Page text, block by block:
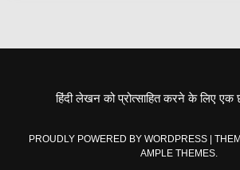
हिंदी लेखन को प्रोत्साहित करने के लिए एक
PROUDLY POWERED BY WORDPRESS
AMPLE THEMES.